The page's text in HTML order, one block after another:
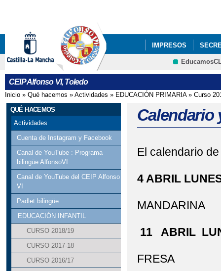
IMPRESOS
PROYECTOS DE
CEIP Alfonso VI, Toledo
Se encuentra usted aquí
Inicio » Qué hacemos » Actividades » EDUCACIÓN PRIMARIA» Curso
QUÉ HACEMOS
Actividades
Cuenta de Instagram y Facebook
Canal de YouTube : Programa
bilingüe AlfonsoVI
Canal de YouTube del CEIP Alfonso
VI
Padlet bilingüe
EDUCACIÓN INFANTIL
CURSO 2018/19
CURSO 2017-18
CURSO 2016/17
Calendario
El calendario
4 ABRIL
MANDARINA
11 ABRIL
FRESA